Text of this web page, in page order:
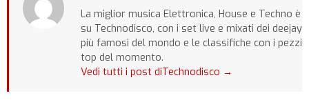
La miglior musica Elettronica, House e Techno è
su Technodisco, con i set live e mixati dei deejay
più famosi del mondo e le classifiche con i pezzi
top del momento.
Vedi tutti i post diTechnodisco →